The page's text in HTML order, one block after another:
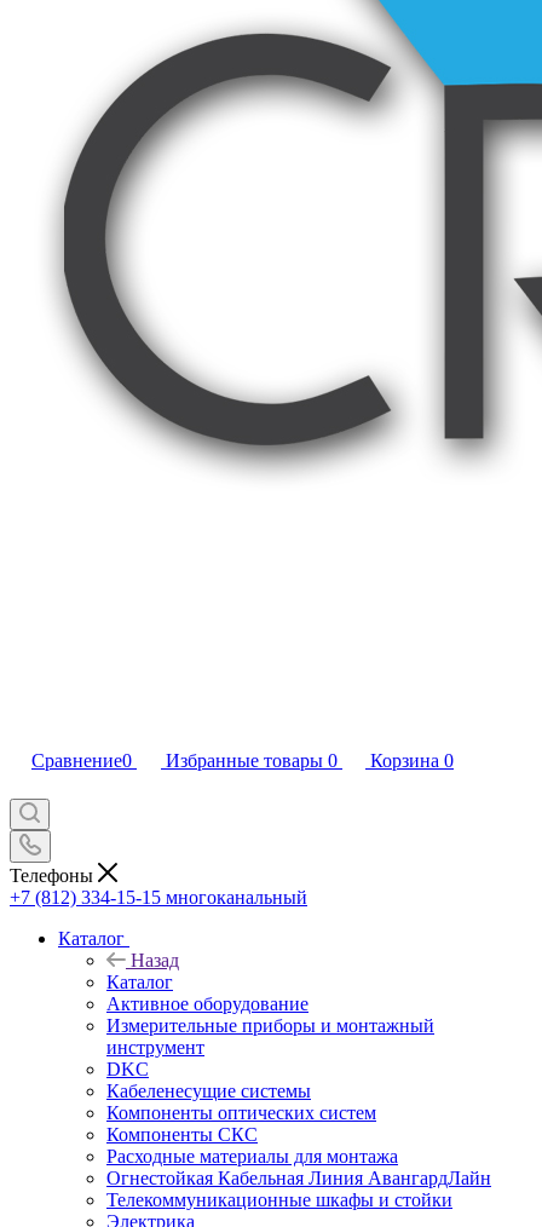
Сравнение0 Избранные товары 0 Корзина 0
Телефоны
+7 (812) 334-15-15 многоканальный
Каталог
Назад
Каталог
Активное оборудование
Измерительные приборы и монтажный
инструмент
DKC
Кабеленесущие системы
Компоненты оптических систем
Компоненты СКС
Расходные материалы для монтажа
Огнестойкая Кабельная Линия АвангардЛайн
Телекоммуникационные шкафы и стойки
Электрика